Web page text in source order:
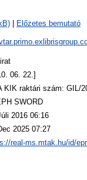
Előzetes bemutató
06. 22.]
KIK raktári szám: GIL/
SWORD
2016 06:16
2025 07:27
real-ms.mtak.hu/id/